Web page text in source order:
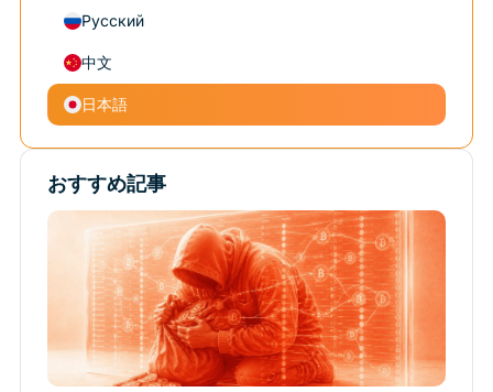
Русский
中文
日本語
おすすめ記事